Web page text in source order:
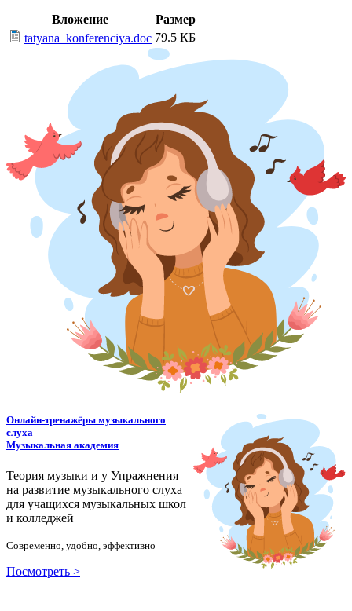
Вложение
Размер
tatyana_konferenciya.doc 79.5 КБ
Онлайн-тренажёры музыкального
слуха
Музыкальная академия
Теория музыки и у Упражнения
на развитие музыкального слуха
для учащихся музыкальных школ
и колледжей
Современно, удобно, эффективно
Посмотреть >